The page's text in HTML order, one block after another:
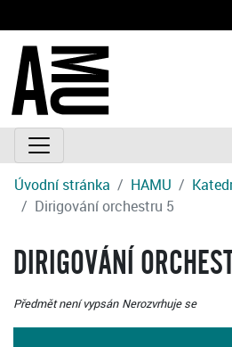
Úvodní stránka HAMU
Dirigování orchestru 5
DIRIGOVÁNÍ
Předmět není vypsán Nerozvrhuje se